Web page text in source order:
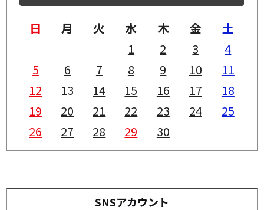
日 月 火 水 木 金
土
1
2 3
4
5
6 7 8 9 10
11
12
13 14 15 16 17
18
19
20 21 22 23 24
25
26
27 28 29 30
SNSアカウント